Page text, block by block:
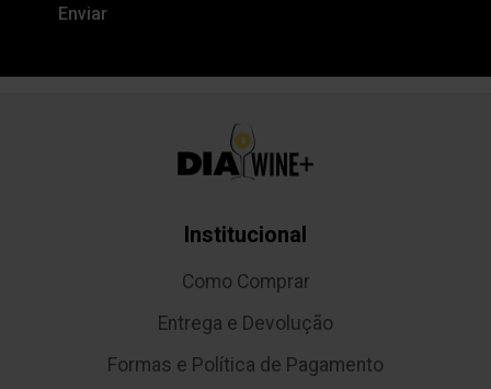
Institucional
Como Comprar
Entrega e Devolução
Formas e Política de Pagamento